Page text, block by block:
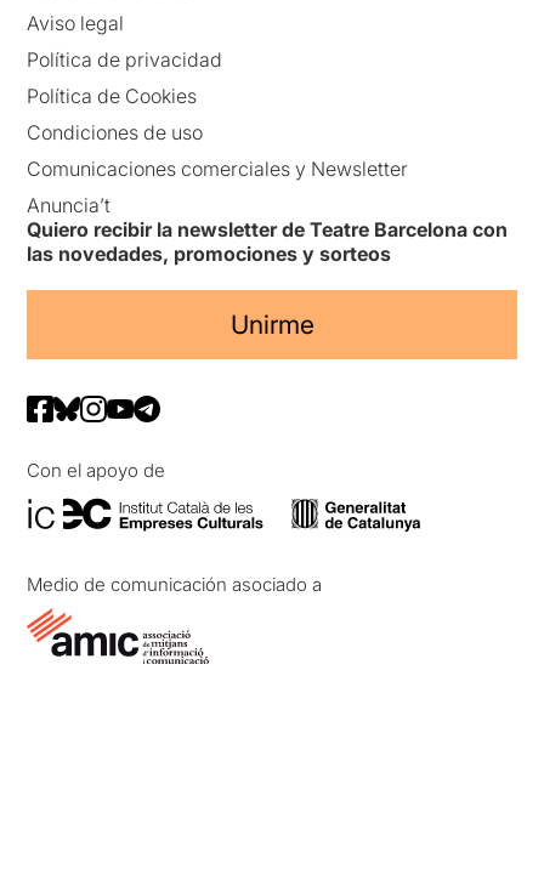
Aviso legal
Política de privacidad
Política de Cookies
Condiciones de uso
Comunicaciones comerciales y Newsletter
Anuncia’t
Quiero recibir la newsletter de Teatre Barcelona con
las novedades, promociones y sorteos
Unirme
Con el apoyo de
Medio de comunicación asociado a